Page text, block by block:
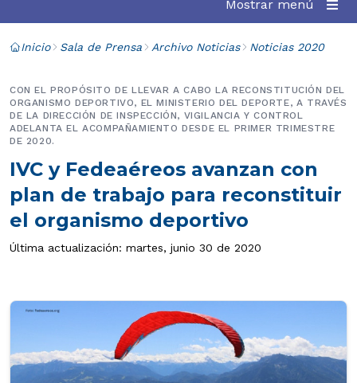
Mostrar menú
Inicio Sala de Prensa Archivo Noticias Noticias 2020
IVC y Fedeaéreos avanzan con
plan de trabajo para reconstituir
el organismo deportivo
CON EL PROPÓSITO DE LLEVAR A CABO LA RECONSTITUCIÓN DEL
ORGANISMO DEPORTIVO, EL MINISTERIO DEL DEPORTE, A TRAVÉS
DE LA DIRECCIÓN DE INSPECCIÓN, VIGILANCIA Y CONTROL
ADELANTA EL ACOMPAÑAMIENTO DESDE EL PRIMER TRIMESTRE
DE 2020.
Última actualización: martes, junio 30 de 2020